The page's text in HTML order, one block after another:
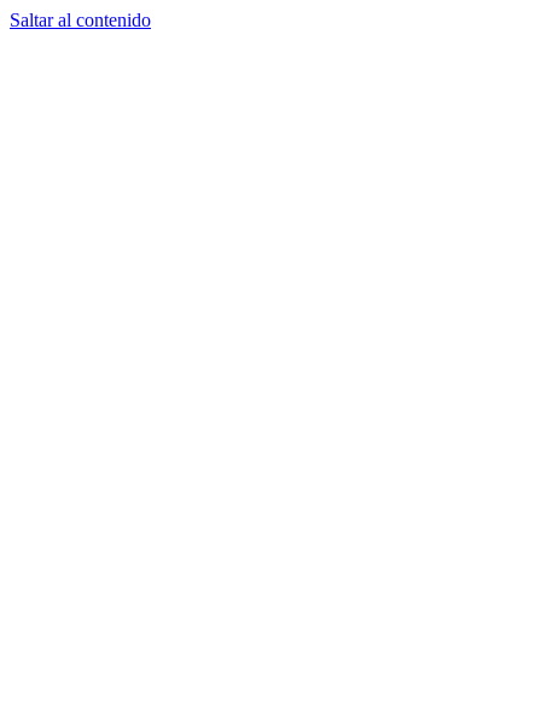
Saltar al contenido